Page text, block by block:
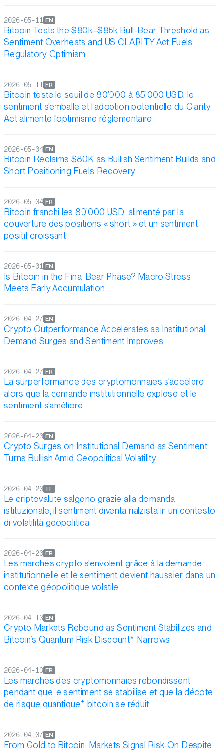
Bitcoin Tests the $80k–$85k Bull-Bear Threshold as
Sentiment Overheats and US CLARITY Act Fuels
Regulatory Optimism
EN
2026-05-11
Bitcoin teste le seuil de 80’000 à 85’000 USD, le
sentiment s'emballe et l’adoption potentielle du Clarity
Act alimente l'optimisme réglementaire
FR
2026-05-11
Bitcoin Reclaims $80K as Bullish Sentiment Builds and
Short Positioning Fuels Recovery
EN
2026-05-04
Bitcoin franchi les 80’000 USD, alimenté par la
couverture des positions « short » et un sentiment
positif croissant
FR
2026-05-04
Is Bitcoin in the Final Bear Phase? Macro Stress
Meets Early Accumulation
EN
2026-05-01
Crypto Outperformance Accelerates as Institutional
Demand Surges and Sentiment Improves
EN
2026-04-27
La surperformance des cryptomonnaies s'accélère
alors que la demande institutionnelle explose et le
sentiment s'améliore
FR
2026-04-27
Crypto Surges on Institutional Demand as Sentiment
Turns Bullish Amid Geopolitical Volatility
EN
2026-04-20
Le criptovalute salgono grazie alla domanda
istituzionale, il sentiment diventa rialzista in un contesto
di volatilità geopolitica
IT
2026-04-20
Les marchés crypto s'envolent grâce à la demande
institutionnelle et le sentiment devient haussier dans un
contexte géopolitique volatile
FR
2026-04-20
Crypto Markets Rebound as Sentiment Stabilizes and
Bitcoin’s Quantum Risk Discount* Narrows
EN
2026-04-13
Les marchés des cryptomonnaies rebondissent
pendant que le sentiment se stabilise et que la décote
de risque quantique* bitcoin se réduit
FR
2026-04-13
From Gold to Bitcoin: Markets Signal Risk-On Despite
EN
2026-04-07